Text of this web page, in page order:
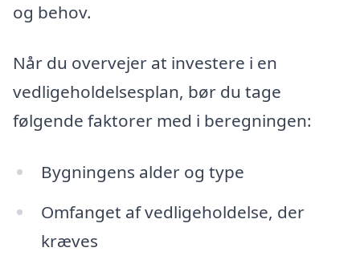
og behov.
Når du overvejer at investere i en
vedligeholdelsesplan, bør du tage
følgende faktorer med i beregningen:
Bygningens alder og type
Omfanget af vedligeholdelse, der
kræves